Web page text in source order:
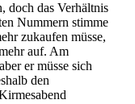
doch das Verhältnis
Nummern stimme
zukaufen müsse,
auf. Am
er müsse sich
den